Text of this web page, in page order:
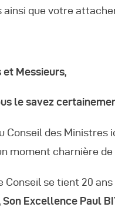
que votre
et Messieurs,
le savez
Conseil des Ministres
moment charnière de
Conseil se tient 20
Son Excellence Paul